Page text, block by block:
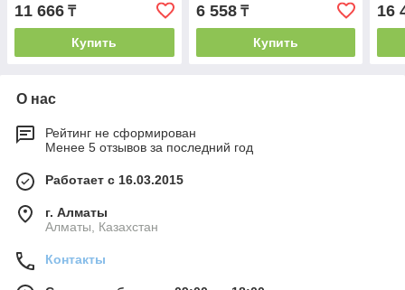
11 666 ₸
Купить
6 558₸
Купить
16
О нас
Рейтинг не сформирован
Менее 5 отзывов за последний год
Работает с 16.03.2015
г. Алматы
Алматы, Казахстан
Контакты